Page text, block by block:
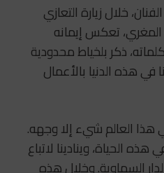
خلال زيارة التعازي
تعكس إيمانه
ذكر بلخياط محدودية
في هذه الدنيا بالأعمال
هذا العالم شيء إلا وجهه.
الحياة، وينادينا لاتباع
السماوية. وخلال هذه